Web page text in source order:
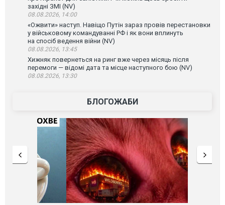
західні ЗМІ (NV)
08.08.2026, 14:00
«Ожвити» наступ. Навіщо Путін зараз провів перестановки
у військовому командуванні РФ і як вони вплинуть
на спосіб ведення війни (NV)
08.08.2026, 13:45
Хижняк повернеться на ринг вже через місяць після
перемоги — відомі дата та місце наступного бою (NV)
08.08.2026, 13:30
БЛОГОЖАБИ